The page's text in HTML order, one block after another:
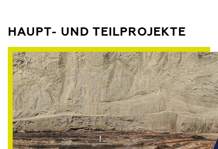
HAUPT- UND TEILPROJEKTE